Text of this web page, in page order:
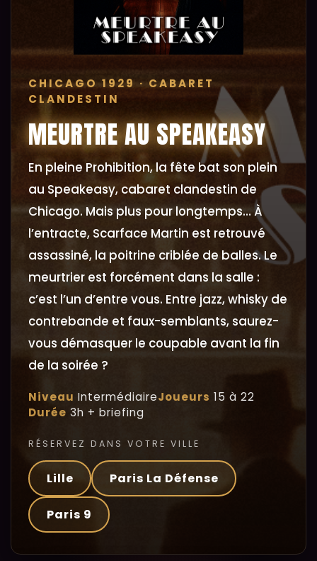
CHICAGO 1929 · CABARET
CLANDESTIN
MEURTRE AU SPEAKEASY
En pleine Prohibition, la fête bat son plein
au Speakeasy, cabaret clandestin de
Chicago. Mais plus pour longtemps… À
l’entracte, Scarface Martin est retrouvé
assassiné, la poitrine criblée de balles. Le
meurtrier est forcément dans la salle :
c’est l’un d’entre vous. Entre jazz, whisky de
contrebande et faux-semblants, saurez-
vous démasquer le coupable avant la fin
de la soirée ?
Niveau IntermédiaireJoueurs 15 à 22
Durée 3h + briefing
RÉSERVEZ DANS VOTRE VILLE
Lille Paris La Défense
Paris 9